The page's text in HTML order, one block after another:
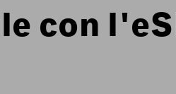
con